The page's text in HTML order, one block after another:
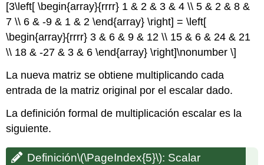
[3\left[ \begin{array}{rrrr} 1 & 2 & 3 & 4 \\ 5 & 2 & 8 &
7 \\ 6 & -9 & 1 & 2 \end{array} \right] = \left[
\begin{array}{rrrr} 3 & 6 & 9 & 12 \\ 15 & 6 & 24 & 21
\\ 18 & -27 & 3 & 6 \end{array} \right]\nonumber \]
La nueva matriz se obtiene multiplicando cada
entrada de la matriz original por el escalar dado.
La definición formal de multiplicación escalar es la
siguiente.
Definición\(\PageIndex{5}\): Scalar